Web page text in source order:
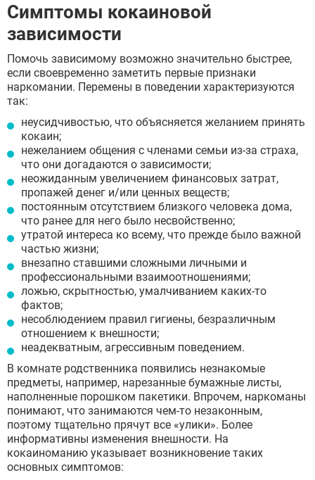
Симптомы кокаиновой
зависимости
Помочь зависимому возможно значительно быстрее,
если своевременно заметить первые признаки
наркомании. Перемены в поведении характеризуются
так:
неусидчивостью, что объясняется желанием принять
кокаин;
нежеланием общения с членами семьи из-за страха,
что они догадаются о зависимости;
неожиданным увеличением финансовых затрат,
пропажей денег и/или ценных веществ;
постоянным отсутствием близкого человека дома,
что ранее для него было несвойственно;
утратой интереса ко всему, что прежде было важной
частью жизни;
внезапно ставшими сложными личными и
профессиональными взаимоотношениями;
ложью, скрытностью, умалчиванием каких-то
фактов;
несоблюдением правил гигиены, безразличным
отношением к внешности;
неадекватным, агрессивным поведением.
В комнате родственника появились незнакомые
предметы, например, нарезанные бумажные листы,
наполненные порошком пакетики. Впрочем, наркоманы
понимают, что занимаются чем-то незаконным,
поэтому тщательно прячут все «улики». Более
информативны изменения внешности. На
кокаиноманию указывает возникновение таких
основных симптомов: